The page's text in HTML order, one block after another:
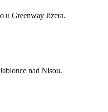
u Greenway Jizera.
nad Nisou.